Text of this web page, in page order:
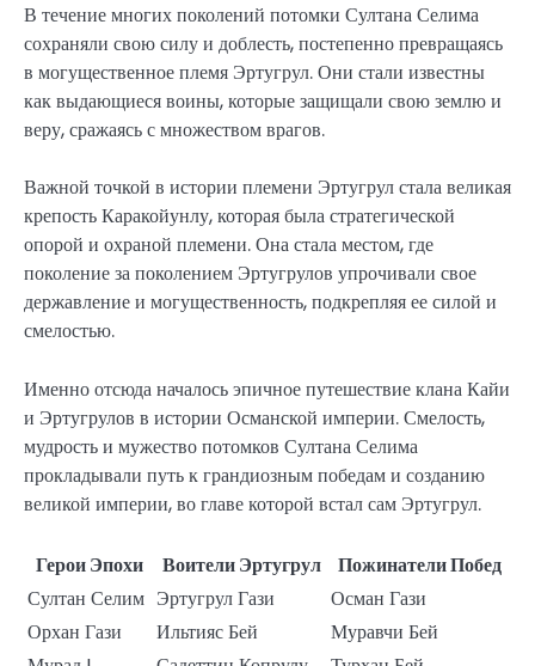
В течение многих поколений потомки Султана Селима
сохраняли свою силу и доблесть, постепенно превращаясь
в могущественное племя Эртугрул. Они стали известны
как выдающиеся воины, которые защищали свою землю и
веру, сражаясь с множеством врагов.
Важной точкой в истории племени Эртугрул стала великая
крепость Каракойунлу, которая была стратегической
опорой и охраной племени. Она стала местом, где
поколение за поколением Эртугрулов упрочивали свое
державление и могущественность, подкрепляя ее силой и
смелостью.
Именно отсюда началось эпичное путешествие клана Кайи
и Эртугрулов в истории Османской империи. Смелость,
мудрость и мужество потомков Султана Селима
прокладывали путь к грандиозным победам и созданию
великой империи, во главе которой встал сам Эртугрул.
Герои Эпохи Воители Эртугрул
Пожинатели Побед
Султан Селим Эртугрул Гази
Осман Гази
Орхан Гази
Ильтияс Бей
Муравчи Бей